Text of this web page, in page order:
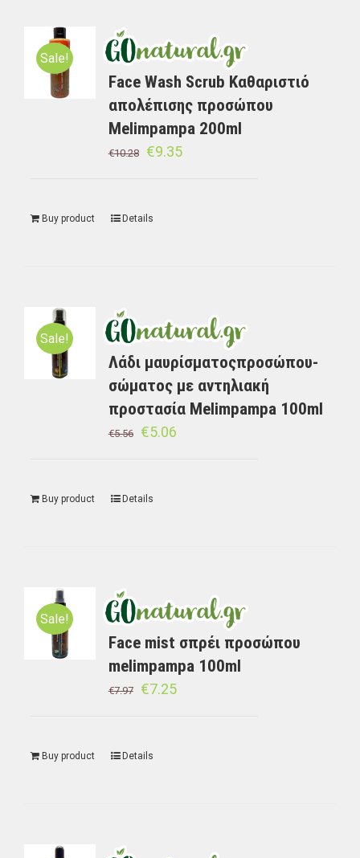
Sale!
Face Wash Scrub Καθαριστιό
απολέπισης προσώπου
Melimpampa 200ml
€10.28 €9.35
Buy product Details
Sale!
Λάδι μαυρίσματοςπροσώπου-
σώματος με αντηλιακή
προστασία Melimpampa 100ml
€5.56 €5.06
Buy product Details
Sale!
Face mist σπρέι προσώπου
melimpampa 100ml
€7.97 €7.25
Buy product Details